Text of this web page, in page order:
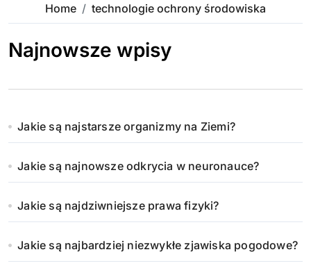
Home technologie ochrony środowiska
Najnowsze wpisy
Jakie są najstarsze organizmy na Ziemi?
Jakie są najnowsze odkrycia w neuronauce?
Jakie są najdziwniejsze prawa fizyki?
Jakie są najbardziej niezwykłe zjawiska pogodowe?